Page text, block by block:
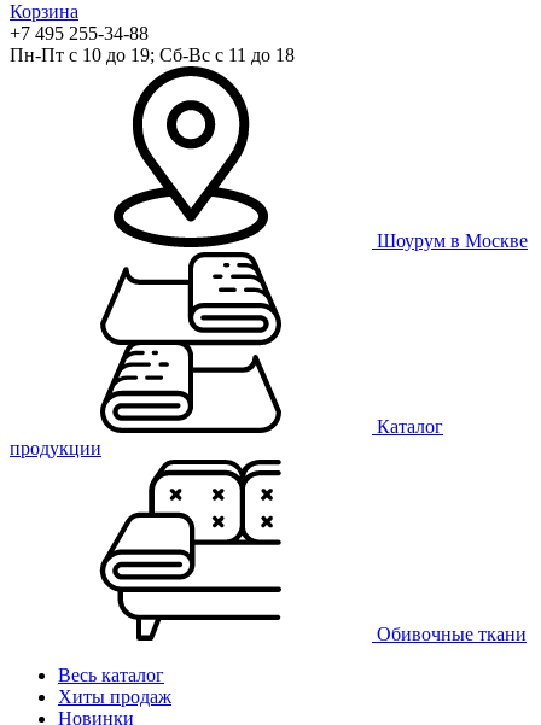
Корзина
+7 495 255-34-88
Пн-Пт с 10 до 19; Сб-Вс с 11 до 18
Шоурум в Москве
Каталог
продукции
Обивочные ткани
Весь каталог
Хиты продаж
Новинки